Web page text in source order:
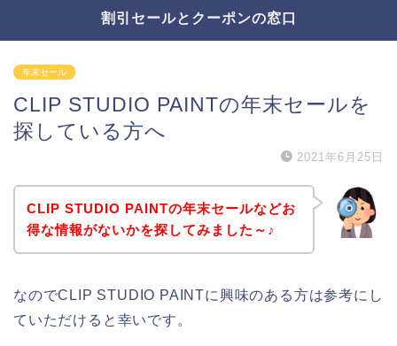
割引セールとクーポンの窓口
年末セール
CLIP STUDIO PAINTの年末セールを
探している方へ
2021年6月25日
CLIP STUDIO PAINTの年末セールなどお
得な情報がないかを探してみました～♪
なのでCLIP STUDIO PAINTに興味のある方は参考にし
ていただけると幸いです。